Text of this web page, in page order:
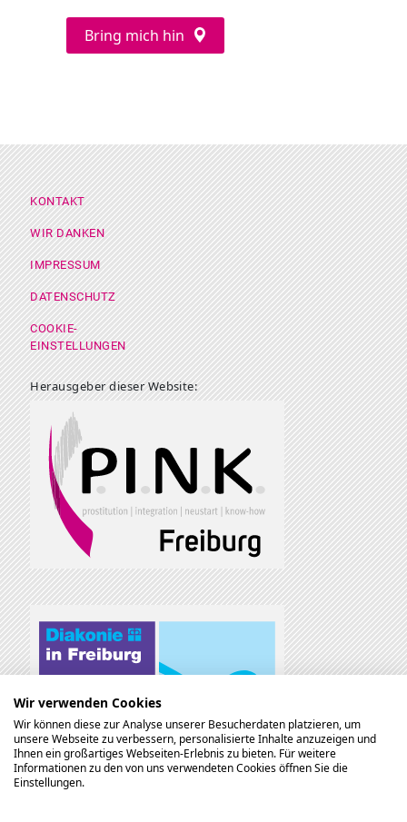
Bring mich hin
Footer Menü
KONTAKT
WIR DANKEN
IMPRESSUM
DATENSCHUTZ
COOKIE-
EINSTELLUNGEN
Herausgeber dieser Website:
Gefördert durch:
Wir verwenden Cookies
Wir können diese zur Analyse unserer Besucherdaten platzieren, um
unsere Webseite zu verbessern, personalisierte Inhalte anzuzeigen und
Ihnen ein großartiges Webseiten-Erlebnis zu bieten. Für weitere
Informationen zu den von uns verwendeten Cookies öffnen Sie die
Einstellungen.